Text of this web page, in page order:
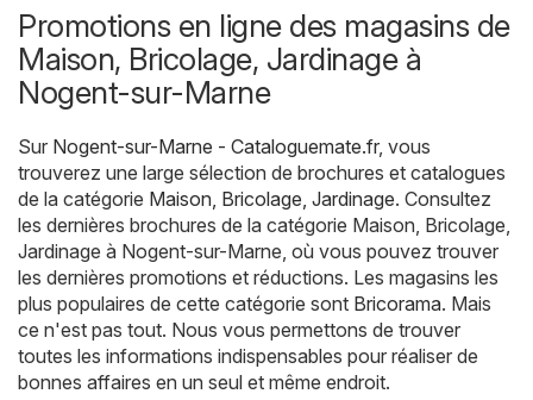
Promotions en ligne des magasins de
Maison, Bricolage, Jardinage à
Nogent-sur-Marne
Sur Nogent-sur-Marne - Cataloguemate.fr, vous
trouverez une large sélection de brochures et catalogues
de la catégorie Maison, Bricolage, Jardinage. Consultez
les dernières brochures de la catégorie Maison, Bricolage,
Jardinage à Nogent-sur-Marne, où vous pouvez trouver
les dernières promotions et réductions. Les magasins les
plus populaires de cette catégorie sont Bricorama. Mais
ce n'est pas tout. Nous vous permettons de trouver
toutes les informations indispensables pour réaliser de
bonnes affaires en un seul et même endroit.